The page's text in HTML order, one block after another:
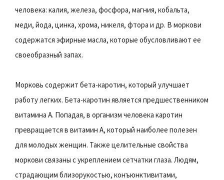
человека: калия, железа, фосфора, магния, кобальта,
меди, йода, цинка, хрома, никеля, фтора и др. В моркови
содержатся эфирные масла, которые обусловливают ее
своеобразный запах.
Морковь содержит бета-каротин, который улучшает
работу легких. Бета-каротин является предшественником
витамина А. Попадая, в организм человека каротин
превращается в витамин А, который наиболее полезен
для молодых женщин. Также целительные свойства
моркови связаны с укреплением сетчатки глаза. Людям,
страдающим близорукостью, конъюнктивитами,